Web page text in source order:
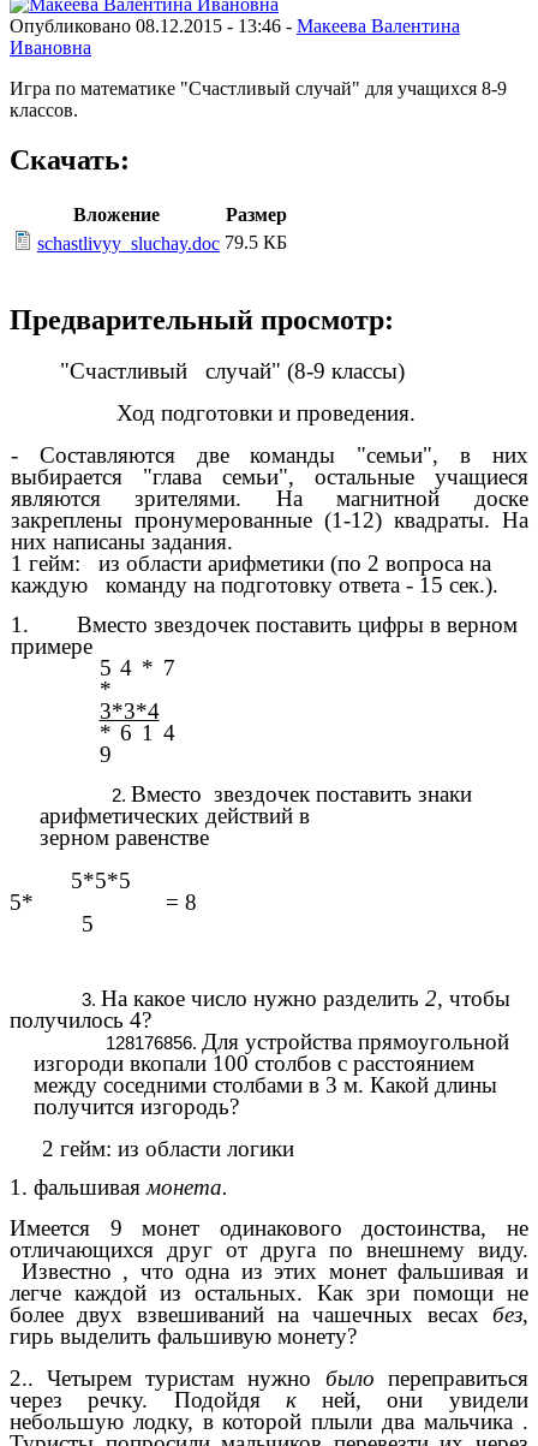
Опубликовано 08.12.2015 - 13:46 - Макеева Валентина
Ивановна
Игра по математике "Счастливый случай" для учащихся 8-9
классов.
Скачать:
Вложение
Размер
schastlivyy_sluchay.doc 79.5 КБ
Предварительный просмотр:
"Счастливый случай" (8-9 классы)
Ход подготовки и проведения.
- Составляются две команды "семьи", в них
выбирается "глава семьи", остальные учащиеся
являются зрителями. На магнитной доске
закреплены пронумерованные (1-12) квадраты. На
них написаны задания.
1 гейм: из области арифметики (по 2 вопроса на
каждую команду на подготовку ответа - 15 сек.).
1. Вместо звездочек поставить цифры в верном
примере
5 4 * 7
*
3*3*4
* 6 1 4
9
Вместо звездочек поставить знаки
арифметических действий в
зерном равенстве
5*5*5
5* = 8
5
На какое число нужно разделить2,чтобы
получилось 4?
Для устройства прямоугольной
изгороди вкопали 100 столбов с расстоянием
между соседними столбами в 3 м. Какой длины
получится изгородь?
2 гейм: из области логики
1. фальшиваямонета.
Имеется 9 монет одинакового достоинства, не
отличающихся друг от друга по внешнему виду.
Известно , что одна из этих монет фальшивая и
легче каждой из остальных. Как зри помощи не
более двух взвешиваний на чашечных весах без,
гирь выделить фальшивую монету?
2.. Четырем туристам нужно было переправиться
через речку. Подойдя кней, они увидели
небольшую лодку, в которой плыли два мальчика .